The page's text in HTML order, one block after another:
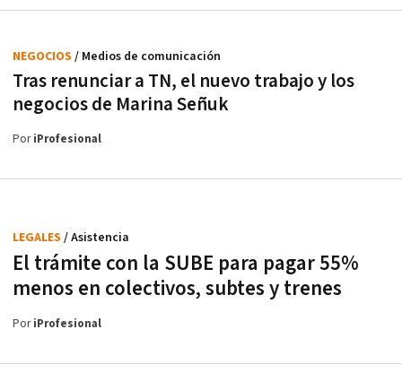
Tras renunciar a TN, el nuevo trabajo y los
negocios de Marina Señuk
NEGOCIOS / Medios de comunicación
PoriProfesional
El trámite con la SUBE para pagar 55%
menos en colectivos, subtes y trenes
LEGALES / Asistencia
PoriProfesional